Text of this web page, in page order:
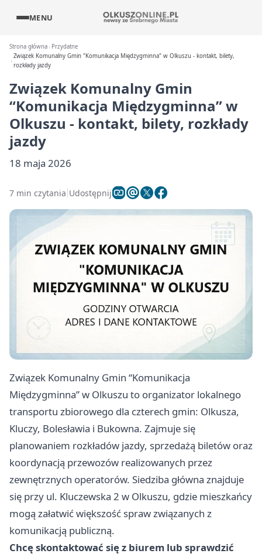
MENU
Strona główna
Przydatne
Związek Komunalny Gmin "Komunikacja Międzygminna" w Olkuszu - kontakt, bilety,
rozkłady jazdy
Związek Komunalny Gmin
“Komunikacja Międzygminna” w
Olkuszu - kontakt, bilety, rozkłady
jazdy
18 maja 2026
7 min czytania Udostępnij
Związek Komunalny Gmin “Komunikacja
Międzygminna” w Olkuszu to organizator lokalnego
transportu zbiorowego dla czterech gmin: Olkusza,
Kluczy, Bolesławia i Bukowna. Zajmuje się
planowaniem rozkładów jazdy, sprzedażą biletów oraz
koordynacją przewozów realizowanych przez
zewnętrznych operatorów. Siedziba główna znajduje
się przy ul. Kluczewska 2 w Olkuszu, gdzie mieszkańcy
mogą załatwić większość spraw związanych z
komunikacją publiczną.
Chcę skontaktować się z biurem lub sprawdzić